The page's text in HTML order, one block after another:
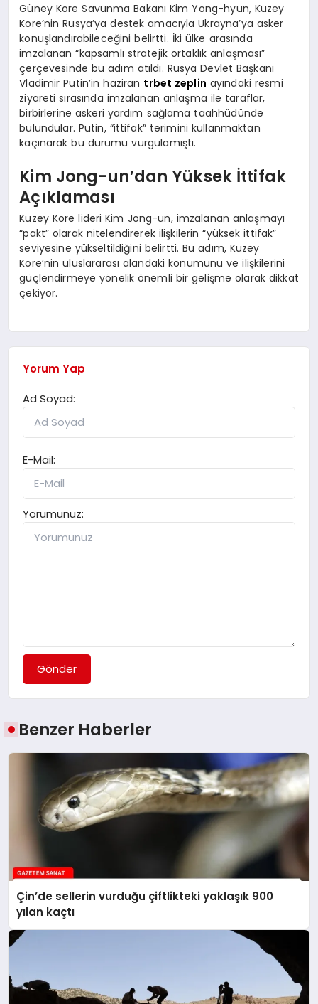
Güney Kore Savunma Bakanı Kim Yong-hyun, Kuzey
Kore’nin Rusya’ya destek amacıyla Ukrayna’ya asker
konuşlandırabileceğini belirtti. İki ülke arasında
imzalanan “kapsamlı stratejik ortaklık anlaşması”
çerçevesinde bu adım atıldı. Rusya Devlet Başkanı
Vladimir Putin’in haziran trbet zeplin ayındaki resmi
ziyareti sırasında imzalanan anlaşma ile taraflar,
birbirlerine askeri yardım sağlama taahhüdünde
bulundular. Putin, “ittifak” terimini kullanmaktan
kaçınarak bu durumu vurgulamıştı.
Kim Jong-un’dan Yüksek İttifak
Açıklaması
Kuzey Kore lideri Kim Jong-un, imzalanan anlaşmayı
“pakt” olarak nitelendirerek ilişkilerin “yüksek ittifak”
seviyesine yükseltildiğini belirtti. Bu adım, Kuzey
Kore’nin uluslararası alandaki konumunu ve ilişkilerini
güçlendirmeye yönelik önemli bir gelişme olarak dikkat
çekiyor.
Yorum Yap
Ad Soyad:
E-Mail:
Yorumunuz:
Gönder
Benzer Haberler
Çin’de sellerin vurduğu çiftlikteki yaklaşık 900
yılan kaçtı